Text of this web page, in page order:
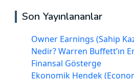
Son Yayınlananlar
Owner Earnings (Sahip
Nedir? Warren Buffett’ın
Finansal Gösterge
Ekonomik Hendek